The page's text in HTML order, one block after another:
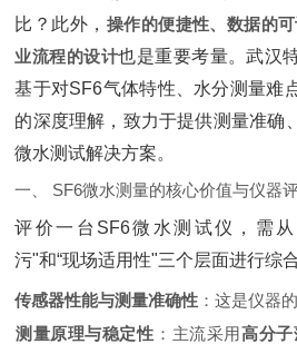
比？此外，‌ 操作的便捷性、数据的
业流程的设计也是重要考量。武汉
基于对SF6气体特性、水分测量难
的深度理解，致力于提供测量准确
微水测试解决方案。
一、 SF6微水测量的核心价值与仪器
评价一台SF6微水测试仪，需
污"和“现场适用性"三个层面进行综
传感器性能与测量准确性 ：这是仪器的
测量原理与稳定性 ‌：主流采用‌高分